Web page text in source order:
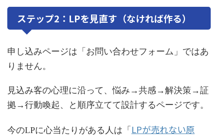
ステップ2：LPを見直す（なければ作る）
申し込みページは「お問い合わせフォーム」ではあ
りません。
見込み客の心理に沿って、悩み→共感→解決策→証
拠→行動喚起、と順序立てて設計するページです。
今のLPに心当たりがある人は「 LPが売れない原